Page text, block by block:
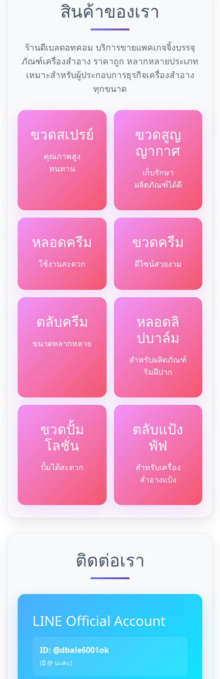
สินค้าของเรา
ร้านดีเบลดอทคอม บริการขายแพคเกจจิ้งบรรจุ
ภัณฑ์เครื่องสำอาง ราคาถูก หลากหลายประเภท
เหมาะสำหรับผู้ประกอบการธุรกิจเครื่องสำอาง
ทุกขนาด
ขวดสเปรย์
คุณภาพสูง
ทนทาน
ขวดสูญ
ญากาศ
เก็บรักษา
ผลิตภัณฑ์ได้ดี
หลอดครีม
ใช้งานสะดวก
ขวดครีม
ดีไซน์สวยงาม
ตลับครีม
ขนาดหลากหลาย
หลอดลิ
ปบาล์ม
สำหรับผลิตภัณฑ์
ริมฝีปาก
ขวดปั้ม
โลชั่น
ปั้มได้สะดวก
ตลับแป้ง
พัฟ
สำหรับเครื่อง
สำอางแป้ง
ติดต่อเรา
LINE Official Account
ID: @dbale6001ok
(มี @ นะคะ)